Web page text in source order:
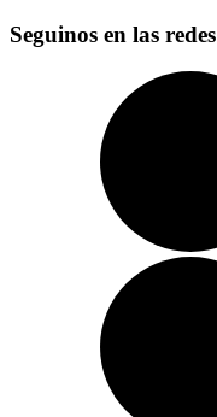
Seguinos en las redes